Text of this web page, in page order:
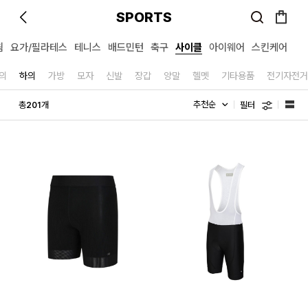
SPORTS
요가/필라테스 테니스 배드민턴 축구 사이클 아이웨어 스킨케어
하의 가방 모자 신발 장갑 양말 헬멧 기타용품 전기자전거
총201개 필터